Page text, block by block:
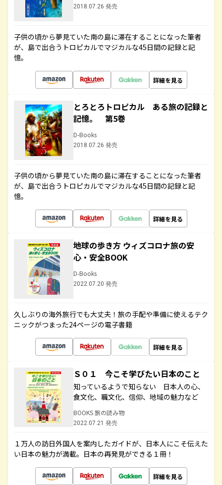
2018.07.26 発売
子供の頃から夢見ていた南の島に滞在することになった筆者
が、島で出合うトロピカルでマジカルな45日間の記録と記
憶。
詳細を見る
とろとろトロピカル ある旅の記録と
記憶。 第5巻
D-Books
2018.07.26 発売
子供の頃から夢見ていた南の島に滞在することになった筆者
が、島で出合うトロピカルでマジカルな45日間の記録と記
憶。
詳細を見る
地球の歩き方 ウィズコロナ旅の安
心・安全BOOK
D-Books
2022.07.20 発売
久しぶりの海外旅行でも大丈夫！旅の手配や準備に使えるテク
ニックがつまった24ページの電子書籍
詳細を見る
Ｓ０１ 今こそ学びたい日本のこと
知っているようで知らない 日本人の心、
食文化、職文化、信仰、地域の魅力など
BOOKS 旅の読み物
2022.07.21 発売
１万人の訪日外国人を案内したガイドが、日本人にこそ伝えた
い日本の魅力が満載。日本の再発見ができる１冊！
詳細を見る